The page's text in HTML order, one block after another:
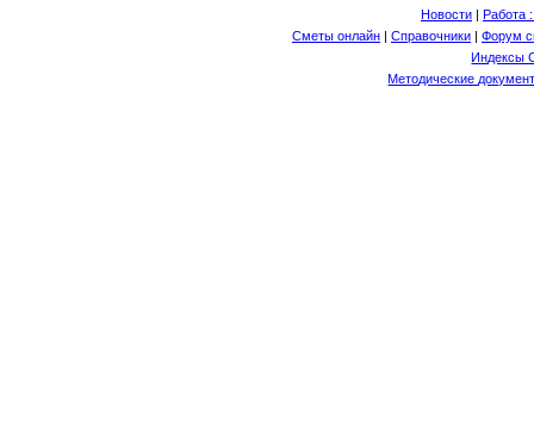
Новости | Работа
Сметы онлайн | Справочники | Форум
Индексы
Методические